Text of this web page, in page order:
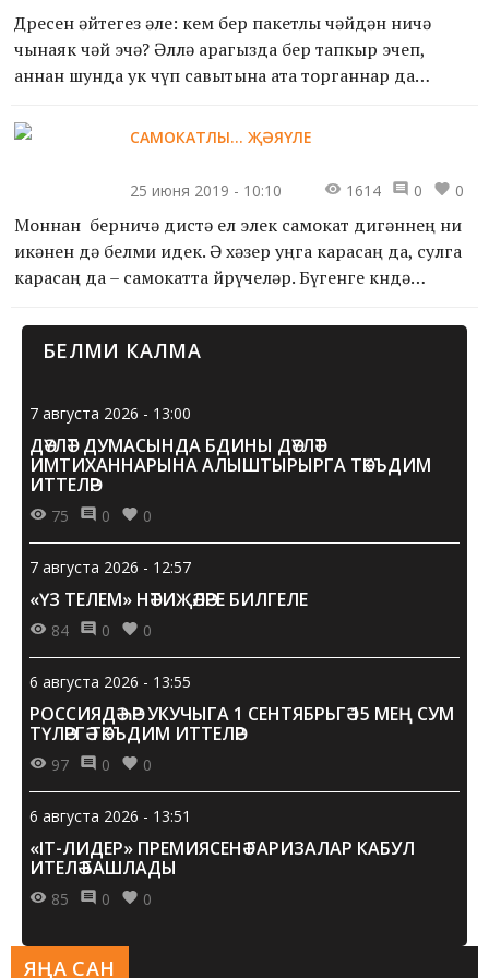
Дөресен әйтегез әле: кем бер пакетлы чәйдән ничә
чынаяк чәй эчә? Әллә арагызда бер тапкыр эчеп,
аннан шунда ук чүп савытына ата торганнар да
кулланып була!САМОКАТЛЫ... ҖӘЯҮЛЕ
25 июня 2019 - 10:10 1614 0 0
Моннан берничә дистә ел элек самокат дигәннең ни
икәнен дә белми идек. Ә хәзер уңга карасаң да, сулга
карасаң да – самокатта йөрүчеләр. Бүгенге көндә
БЕЛМИ КАЛМА
7 августа 2026 - 13:00
ДӘҮЛӘТ ДУМАСЫНДА БДИНЫ ДӘҮЛӘТ
ИМТИХАННАРЫНА АЛЫШТЫРЫРГА ТӘКЪДИМ
ИТТЕЛӘР
75 0 0
7 августа 2026 - 12:57
«ҮЗ ТЕЛЕМ» НӘТИҖӘЛӘРЕ БИЛГЕЛЕ
84 0 0
6 августа 2026 - 13:55
РОССИЯДӘ ҺӘР УКУЧЫГА 1 СЕНТЯБРЬГӘ 15 МЕҢ СУМ
ТҮЛӘРГӘ ТӘКЪДИМ ИТТЕЛӘР
97 0 0
6 августа 2026 - 13:51
«IT-ЛИДЕР» ПРЕМИЯСЕНӘ ГАРИЗАЛАР КАБУЛ
ИТЕЛӘ БАШЛАДЫ
85 0 0
ЯҢА САН